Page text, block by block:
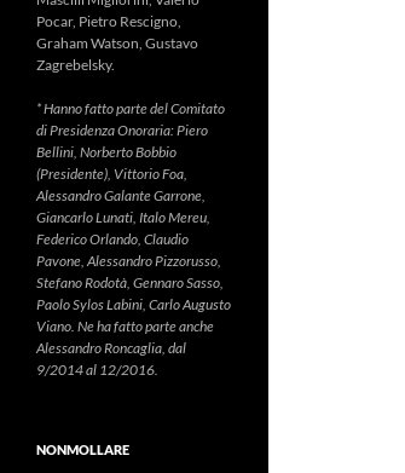
Pocar, Pietro Rescigno,
Graham Watson, Gustavo
Zagrebelsky.
* Hanno fatto parte del Comitato
di Presidenza Onoraria: Piero
Bellini, Norberto Bobbio
(Presidente), Vittorio Foa,
Alessandro Galante Garrone,
Giancarlo Lunati, Italo Mereu,
Federico Orlando, Claudio
Pavone, Alessandro Pizzorusso,
Stefano Rodotà, Gennaro Sasso,
Paolo Sylos Labini, Carlo Augusto
Viano. Ne ha fatto parte anche
Alessandro Roncaglia, dal
9/2014 al 12/2016.
NONMOLLARE